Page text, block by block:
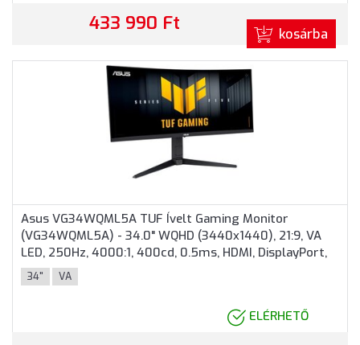
433 990 Ft kosárba
Asus VG34WQML5A TUF Ívelt Gaming Monitor
(VG34WQML5A) - 34.0" WQHD (3440x1440), 21:9, VA
LED, 250Hz, 4000:1, 400cd, 0.5ms, HDMI, DisplayPort,
VESA, 3 év garancia, Fekete színben
34" VA
ELÉRHETŐ